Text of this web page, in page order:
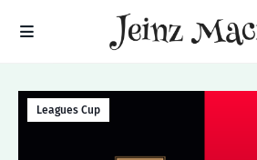
Leagues Cup